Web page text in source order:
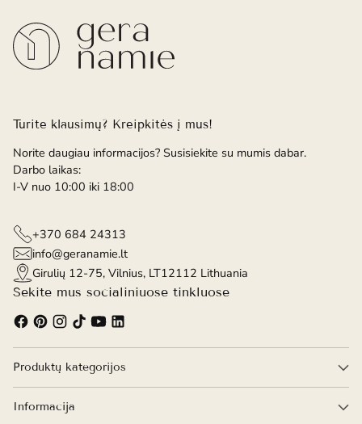
Turite klausimų? Kreipkitės į mus!
Norite daugiau informacijos? Susisiekite su mumis dabar.
Darbo laikas:
I-V nuo 10:00 iki 18:00
+370 684 24313
info@geranamie.lt
Girulių 12-75, Vilnius, LT12112 Lithuania
Sekite mus socialiniuose tinkluose
Produktų kategorijos
Informacija